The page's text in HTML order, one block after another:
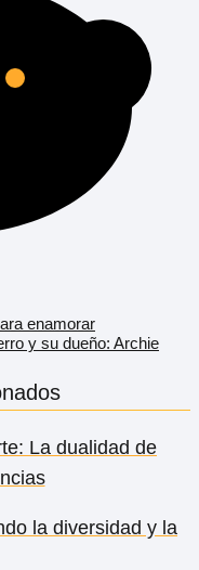
enamorar
y su dueño: Archie
La dualidad de
la diversidad y la